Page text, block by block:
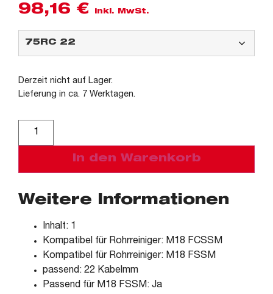
98,16 € inkl. MwSt.
Derzeit nicht auf Lager.
Lieferung in ca. 7 Werktagen.
In den Warenkorb
Weitere Informationen
Inhalt: 1
Kompatibel für Rohrreiniger: M18 FCSSM
Kompatibel für Rohrreiniger: M18 FSSM
passend: 22 Kabelmm
Passend für M18 FSSM: Ja